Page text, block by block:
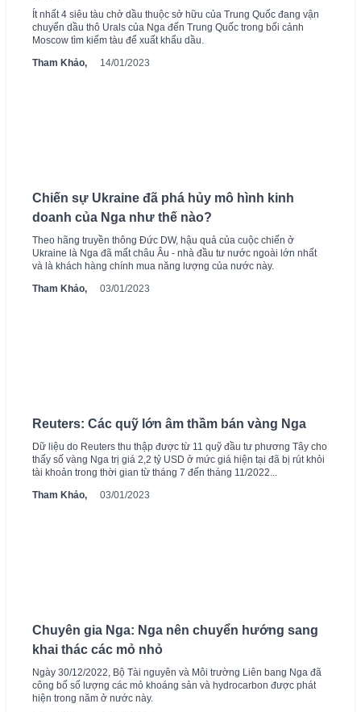
Ít nhất 4 siêu tàu chở dầu thuộc sở hữu của Trung Quốc đang vận
chuyển dầu thô Urals của Nga đến Trung Quốc trong bối cảnh
Moscow tìm kiếm tàu để xuất khẩu dầu.
Tham Khảo,
14/01/2023
Chiến sự Ukraine đã phá hủy mô hình kinh
doanh của Nga như thế nào?
Theo hãng truyền thông Đức DW, hậu quả của cuộc chiến ở
Ukraine là Nga đã mất châu Âu - nhà đầu tư nước ngoài lớn nhất
và là khách hàng chính mua năng lượng của nước này.
Tham Khảo,
03/01/2023
Reuters: Các quỹ lớn âm thầm bán vàng Nga
Dữ liệu do Reuters thu thập được từ 11 quỹ đầu tư phương Tây cho
thấy số vàng Nga trị giá 2,2 tỷ USD ở mức giá hiện tại đã bị rút khỏi
tài khoản trong thời gian từ tháng 7 đến tháng 11/2022...
Tham Khảo,
03/01/2023
Chuyên gia Nga: Nga nên chuyển hướng sang
khai thác các mỏ nhỏ
Ngày 30/12/2022, Bộ Tài nguyên và Môi trường Liên bang Nga đã
công bố số lượng các mỏ khoáng sản và hydrocarbon được phát
hiện trong năm ở nước này.